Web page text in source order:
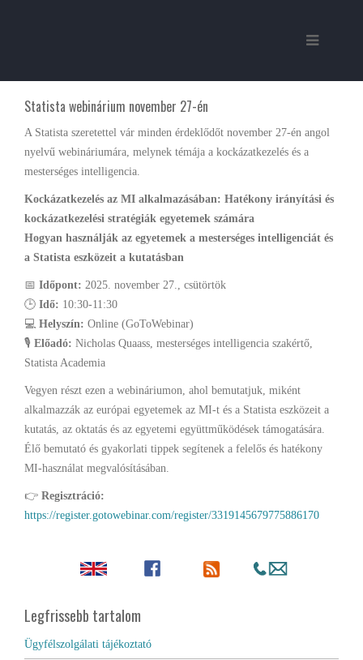
Statista webinárium november 27-én
A Statista szeretettel vár minden érdeklődőt november 27-én angol
nyelvű webináriumára, melynek témája a kockázatkezelés és a
mesterséges intelligencia.
Kockázatkezelés az MI alkalmazásában: Hatékony irányítási és
kockázatkezelési stratégiák egyetemek számára
Hogyan használják az egyetemek a mesterséges intelligenciát és
a Statista eszközeit a kutatásban
📅 Időpont: 2025. november 27., csütörtök
🕒 Idő: 10:30-11:30
💻 Helyszín: Online (GoToWebinar)
🎙️ Előadó: Nicholas Quaass, mesterséges intelligencia szakértő,
Statista Academia
Vegyen részt ezen a webináriumon, ahol bemutatjuk, miként
alkalmazzák az európai egyetemek az MI-t és a Statista eszközeit a
kutatás, az oktatás és az egyetemi együttműködések támogatására.
Élő bemutató és gyakorlati tippek segítenek a felelős és hatékony
MI-használat megvalósításában.
👉 Regisztráció:
https://register.gotowebinar.com/register/3319145679775886170
Legfrissebb tartalom
Ügyfélszolgálati tájékoztató